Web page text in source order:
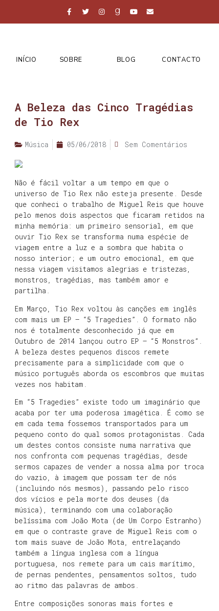
INÍCIO SOBRE BLOG CONTACTO
A Beleza das Cinco Tragédias
de Tio Rex
Música 05/06/2018 Sem Comentários
Não é fácil voltar a um tempo em que o
universo de Tio Rex não esteja presente. Desde
que conheci o trabalho de Miguel Reis que houve
pelo menos dois aspectos que ficaram retidos na
minha memória: um primeiro sensorial, em que
ouvir Tio Rex se transforma numa espécie de
viagem entre a luz e a sombra que habita o
nosso interior; e um outro emocional, em que
nessa viagem visitamos alegrias e tristezas,
monstros, tragédias, mas também amor e
partilha.
Em Março, Tio Rex voltou às canções em inglês
com mais um EP – “5 Tragedies”. O formato não
nos é totalmente desconhecido já que em
Outubro de 2014 lançou outro EP – “5 Monstros”.
A beleza destes pequenos discos remete
precisamente para a simplicidade com que o
músico português aborda os escombros que muitas
vezes nos habitam.
Em “5 Tragedies” existe todo um imaginário que
acaba por ter uma poderosa imagética. É como se
em cada tema fossemos transportados para um
pequeno conto do qual somos protagonistas. Cada
um destes contos consiste numa narrativa que
nos confronta com pequenas tragédias, desde
sermos capazes de vender a nossa alma por troca
do vazio, à imagem que possam ter de nós
(incluindo nós mesmos), passando pelo risco
dos vícios e pela morte dos deuses (da
música), terminando com uma colaboração
belíssima com João Mota (de Um Corpo Estranho)
em que o contraste grave de Miguel Reis com o
tom mais suave de João Mota, entrelaçando
também a língua inglesa com a língua
portuguesa, nos remete para um cais marítimo,
de pernas pendentes, pensamentos soltos, tudo
ao ritmo das palavras de ambos.
Entre composições sonoras mais fortes e